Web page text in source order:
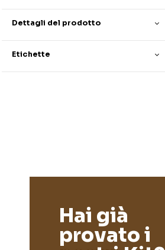
Dettagli del prodotto
Etichette
Hai già
provato i